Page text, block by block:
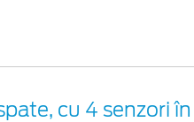
cu 4 senzori în